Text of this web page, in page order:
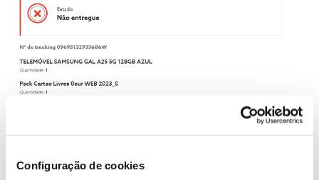
Configuração de cookies
Ajude a comunidade do Fórum NOS com “Likes” e “Melhor